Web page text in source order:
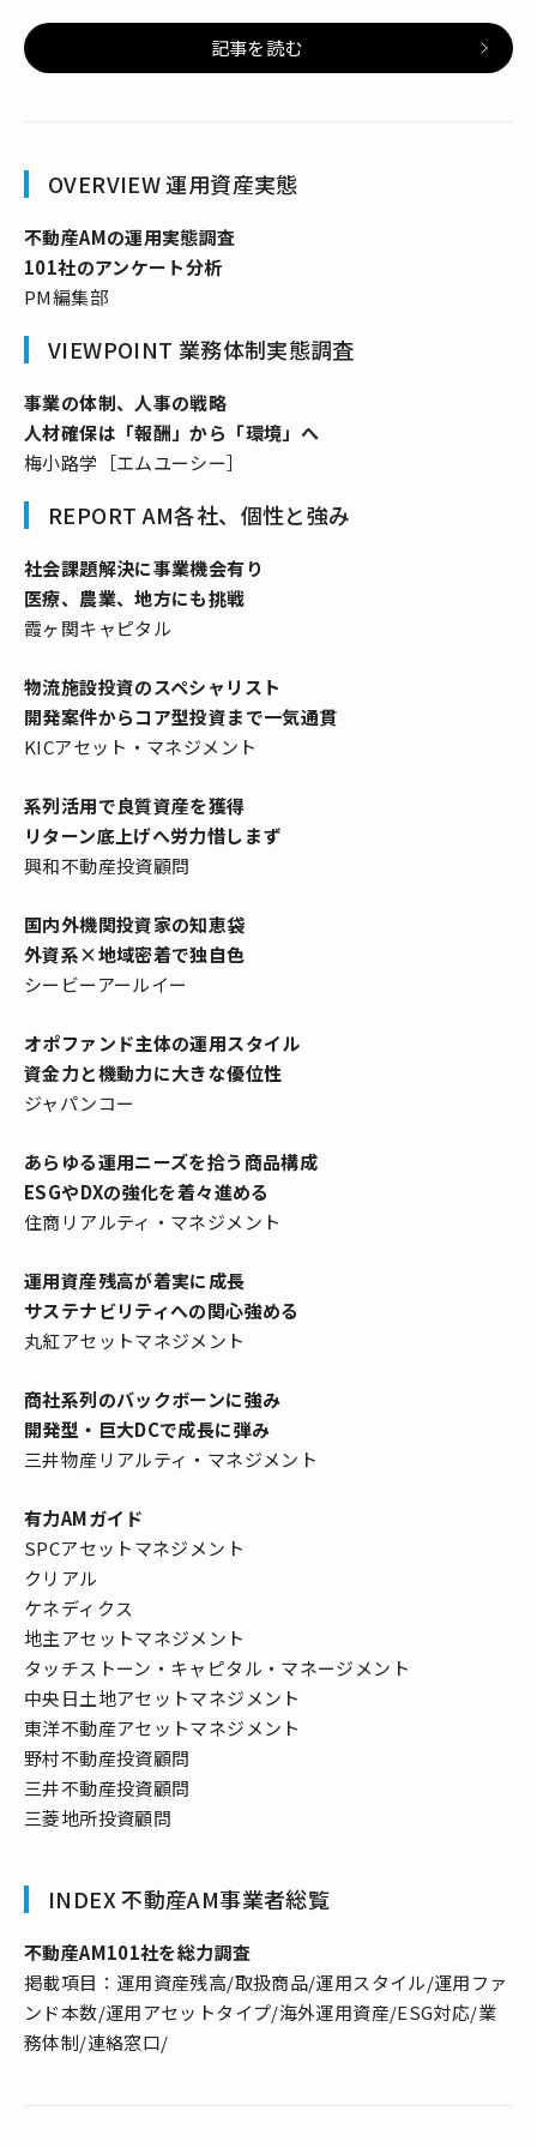
記事を読む
OVERVIEW 運用資産実態
不動産AMの運用実態調査
101社のアンケート分析
PM編集部
VIEWPOINT 業務体制実態調査
事業の体制、人事の戦略
人材確保は「報酬」から「環境」へ
梅小路学［エムユーシー］
REPORT AM各社、個性と強み
社会課題解決に事業機会有り
医療、農業、地方にも挑戦
霞ヶ関キャピタル
物流施設投資のスペシャリスト
開発案件からコア型投資まで一気通貫
KICアセット・マネジメント
系列活用で良質資産を獲得
リターン底上げへ労力惜しまず
興和不動産投資顧問
国内外機関投資家の知恵袋
外資系×地域密着で独自色
シービーアールイー
オポファンド主体の運用スタイル
資金力と機動力に大きな優位性
ジャパンコー
あらゆる運用ニーズを拾う商品構成
ESGやDXの強化を着々進める
住商リアルティ・マネジメント
運用資産残高が着実に成長
サステナビリティへの関心強める
丸紅アセットマネジメント
商社系列のバックボーンに強み
開発型・巨大DCで成長に弾み
三井物産リアルティ・マネジメント
有力AMガイド
SPCアセットマネジメント
クリアル
ケネディクス
地主アセットマネジメント
タッチストーン・キャピタル・マネージメント
中央日土地アセットマネジメント
東洋不動産アセットマネジメント
野村不動産投資顧問
三井不動産投資顧問
三菱地所投資顧問
INDEX 不動産AM事業者総覧
不動産AM101社を総力調査
掲載項目：運用資産残高/取扱商品/運用スタイル/運用ファ
ンド本数/運用アセットタイプ/海外運用資産/ESG対応/業
務体制/連絡窓口/